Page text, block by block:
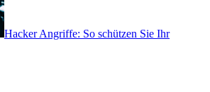
Hacker Angriffe: So schützen Sie Ihr